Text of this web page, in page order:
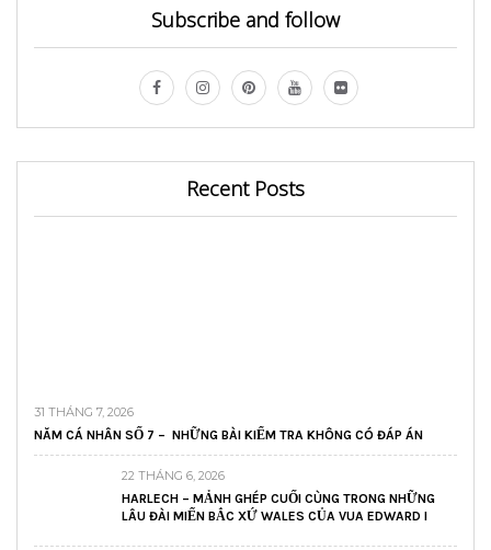
Subscribe and follow
Recent Posts
31 THÁNG 7, 2026
NĂM CÁ NHÂN SỐ 7 – NHỮNG BÀI KIỂM TRA KHÔNG CÓ ĐÁP ÁN
22 THÁNG 6, 2026
HARLECH – MẢNH GHÉP CUỐI CÙNG TRONG NHỮNG
LÂU ĐÀI MIẾN BẮC XỨ WALES CỦA VUA EDWARD I